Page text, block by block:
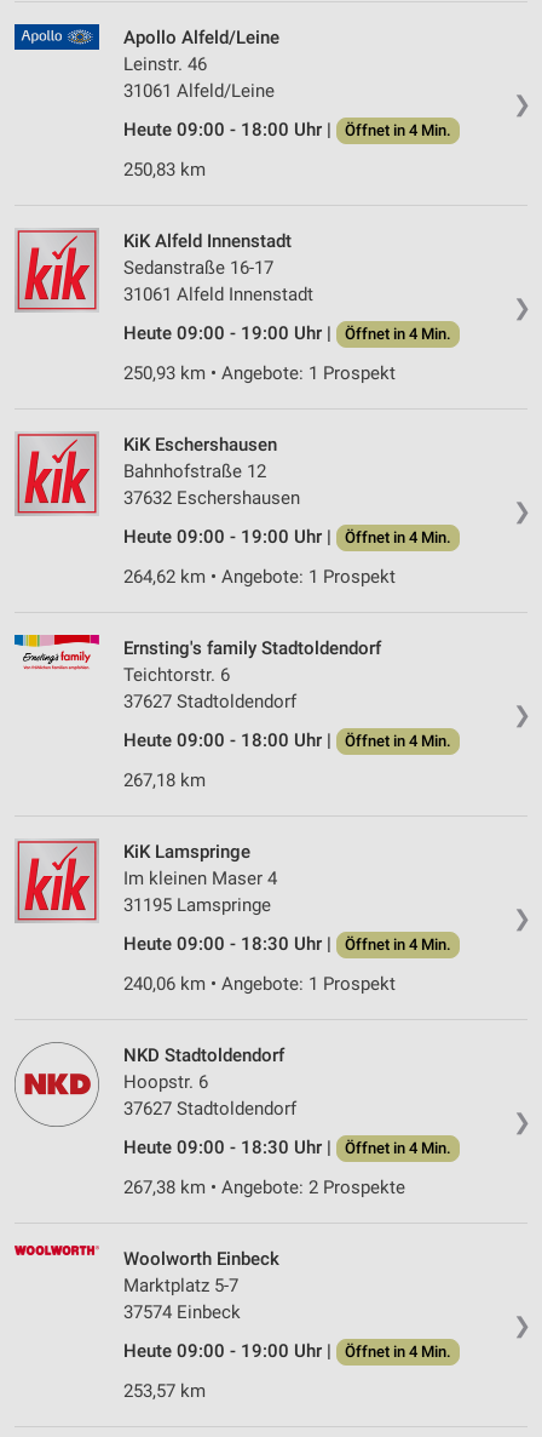
❯
Apollo Alfeld/Leine
Leinstr. 46
31061 Alfeld/Leine
Heute 09:00 - 18:00 Uhr |
Öffnet in 4 Min.
250,83 km
❯
KiK Alfeld Innenstadt
Sedanstraße 16-17
31061 Alfeld Innenstadt
Heute 09:00 - 19:00 Uhr |
Öffnet in 4 Min.
250,93 km • Angebote: 1 Prospekt
❯
KiK Eschershausen
Bahnhofstraße 12
37632 Eschershausen
Heute 09:00 - 19:00 Uhr |
Öffnet in 4 Min.
264,62 km • Angebote: 1 Prospekt
❯
Ernsting's family Stadtoldendorf
Teichtorstr. 6
37627 Stadtoldendorf
Heute 09:00 - 18:00 Uhr |
Öffnet in 4 Min.
267,18 km
❯
KiK Lamspringe
Im kleinen Maser 4
31195 Lamspringe
Heute 09:00 - 18:30 Uhr |
Öffnet in 4 Min.
240,06 km • Angebote: 1 Prospekt
❯
NKD Stadtoldendorf
Hoopstr. 6
37627 Stadtoldendorf
Heute 09:00 - 18:30 Uhr |
Öffnet in 4 Min.
267,38 km • Angebote: 2 Prospekte
❯
Woolworth Einbeck
Marktplatz 5-7
37574 Einbeck
Heute 09:00 - 19:00 Uhr |
Öffnet in 4 Min.
253,57 km